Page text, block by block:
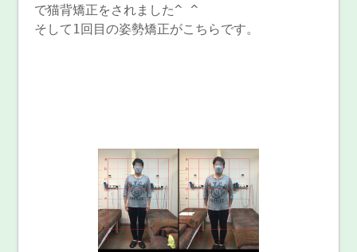
で猫背矯正をされました^ ^
そして1回目の姿勢矯正がこちらです。